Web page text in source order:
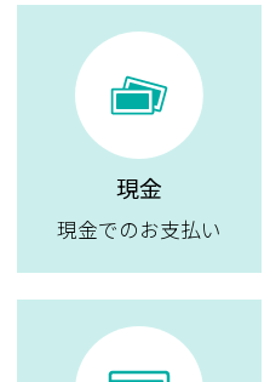
現金
現金でのお支払い